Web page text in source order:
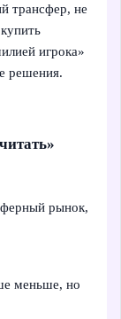
трансфер, не
игрока»
решения.
рынок,
меньше, но